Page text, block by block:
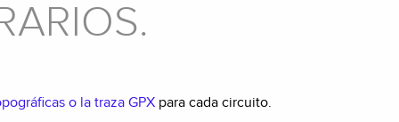
o la traza GPX para cada circuito.